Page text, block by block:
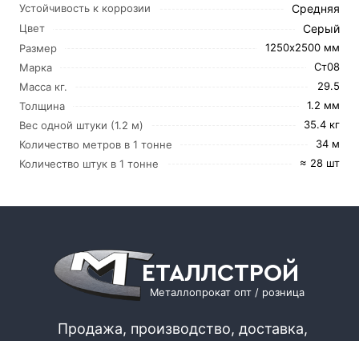
Устойчивость к коррозии Средняя
Цвет Серый
Размер
1250х2500 мм
Марка
Ст08
Масса кг.
29.5
Толщина
1.2 мм
Вес одной штуки (1.2 м)
35.4 кг
Количество метров в 1 тонне
34 м
Количество штук в 1 тонне
≈ 28 шт
ЕТАЛЛСТРОЙ
Металлопрокат опт / розница
Продажа, производство, доставка,